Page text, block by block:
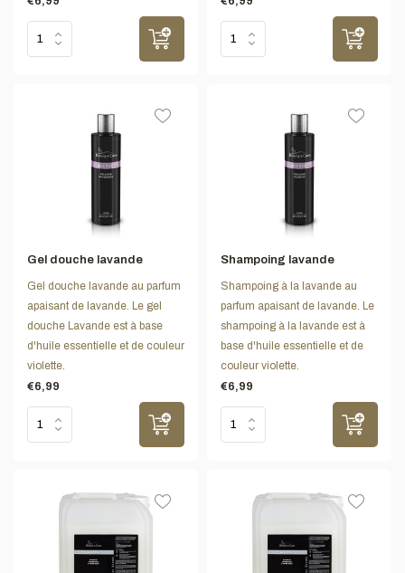
Gel douche lavande
Gel douche lavande au parfum
apaisant de lavande. Le gel
douche Lavande est à base
d'huile essentielle et de couleur
violette.
€6,99
Shampoing lavande
Shampoing à la lavande au
parfum apaisant de lavande. Le
shampoing à la lavande est à
base d'huile essentielle et de
couleur violette.
€6,99